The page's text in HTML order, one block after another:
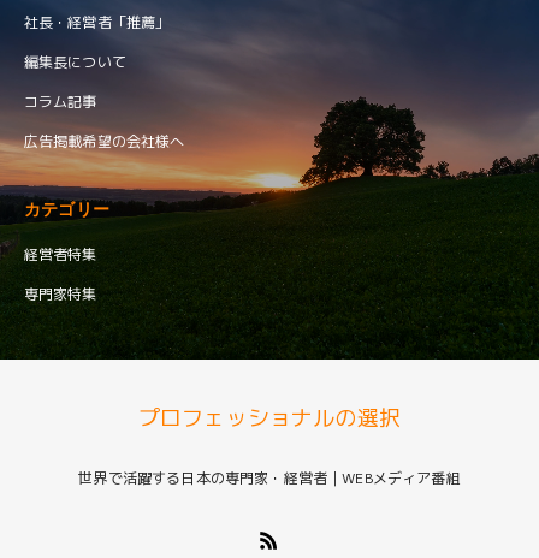
社長・経営者「推薦」
編集長について
コラム記事
広告掲載希望の会社様へ
カテゴリー
経営者特集
専門家特集
プロフェッショナルの選択
世界で活躍する日本の専門家・経営者｜WEBメディア番組